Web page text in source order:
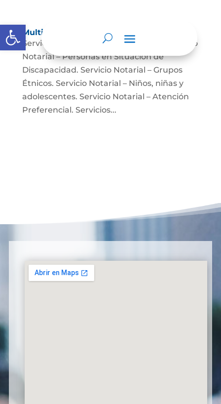
Abrir barra de herramientas
Multimedia
Servicio Notarial – Fuerzas Militares. Servicio
Notarial – Personas en Situación de
Discapacidad. Servicio Notarial – Grupos
Étnicos. Servicio Notarial – Niños, niñas y
adolescentes. Servicio Notarial – Atención
Preferencial. Servicios...